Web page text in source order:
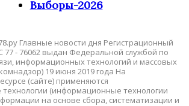
Выборы-2026
Главные новости дня Регистрационный
- 76062 выдан Федеральной службой по
информационных технологий и массовых
19 июня 2019 года На
(сайте) применяются
(информационные технологии
на основе сбора, систематизации и